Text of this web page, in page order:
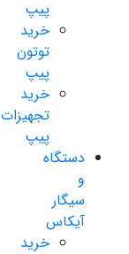
پیپ
خرید
توتون
پیپ
خرید
تجهیزات
پیپ
دستگاه
و
سیگار
آیکاس
خرید